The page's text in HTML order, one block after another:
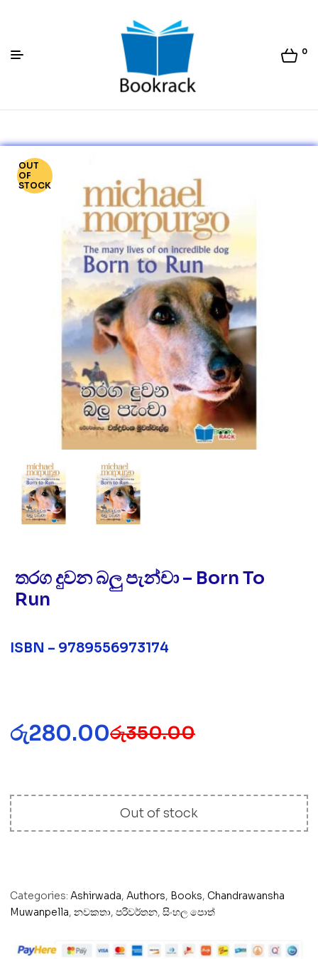
Bookrack.lk
0
OUT
OF
STOCK
තරග දුවන බලු පැන්චා – Born To
Run
ISBN – 9789556973174
රු350.00
රු280.00
Out of stock
Categories: Ashirwada, Authors, Books, Chandrawansha
Muwanpella, නවකතා, පරිවර්තන, සිංහල පොත්